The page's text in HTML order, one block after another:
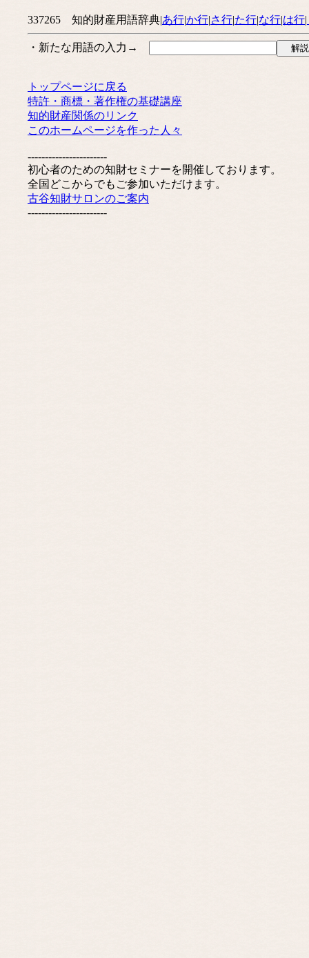
337265 知的財産用語辞典|あ行|か行|さ行|た行|な行|は行|
・新たな用語の入力→
トップページに戻る
特許・商標・著作権の基礎講座
知的財産関係のリンク
このホームページを作った人々
-----------------------
初心者のための知財セミナーを開催しております。
全国どこからでもご参加いただけます。
古谷知財サロンのご案内
-----------------------